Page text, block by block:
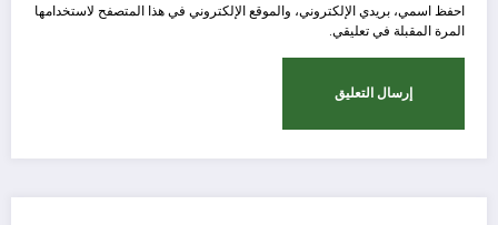
احفظ اسمي، بريدي الإلكتروني، والموقع الإلكتروني في هذا المتصفح لاستخدامها
المرة المقبلة في تعليقي.